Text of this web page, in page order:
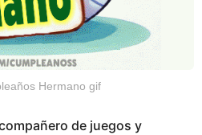
Hermano gif
de juegos y